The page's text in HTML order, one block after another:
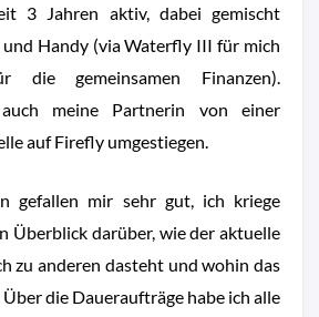
3 Jahren aktiv, dabei gemischt
und Handy (via Waterfly III für mich
die gemeinsamen Finanzen).
meine Partnerin von einer
auf Firefly umgestiegen.
gefallen mir sehr gut, ich kriege
Überblick darüber, wie der aktuelle
zu anderen dasteht und wohin das
die Daueraufträge habe ich alle